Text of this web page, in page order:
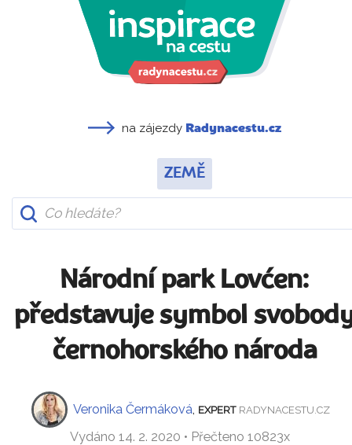
na zájezdy Radynacestu.cz
ZEMĚ
Národní park Lovćen:
představuje symbol
černohorského národa
Veronika Čermáková EXPERT RADYNACESTU.CZ
Vydáno 14. 2. 2020 • Přečteno 10823x